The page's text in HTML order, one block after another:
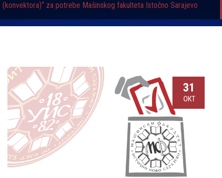
(konvektora)“ za potrebe Mašinskog fakulteta Istočno Sarajevo
31
ОКТ